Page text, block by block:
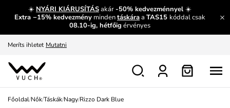
☀️ NYÁRI KIÁRUSÍTÁSakár-50% kedvezménnyel ☀️
Extra −15% kedvezmény mindentáskáraa TAS15 kóddal csak
08.10-ig, hétfőig érvényes
És mi az, amit máshol nem lehet megtudni?
Fedezze fel velünk az újdonságokat. Megtekintés
Meríts ihletet Mutatni
Ingyenes csere és visszaküldés
Főoldal/Nők/Táskák/Nagy/Rizzo Dark Blue